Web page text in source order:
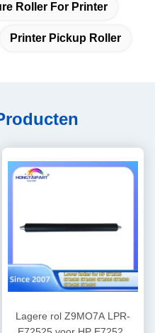
Roller For Printer
Printer Pickup Roller
Lagere rol Z9MO7A LPR-